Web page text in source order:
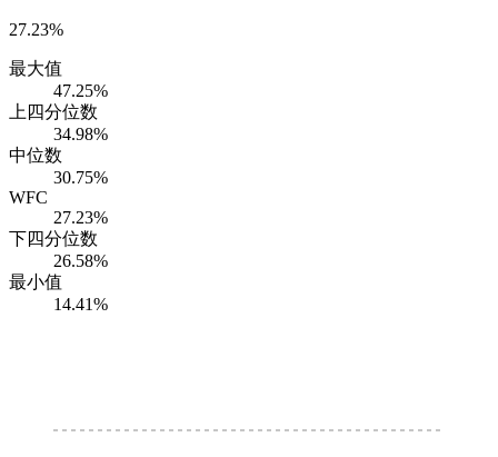
27.23%
最大值
47.25%
上四分位数
34.98%
中位数
30.75%
WFC
27.23%
下四分位数
26.58%
最小值
14.41%